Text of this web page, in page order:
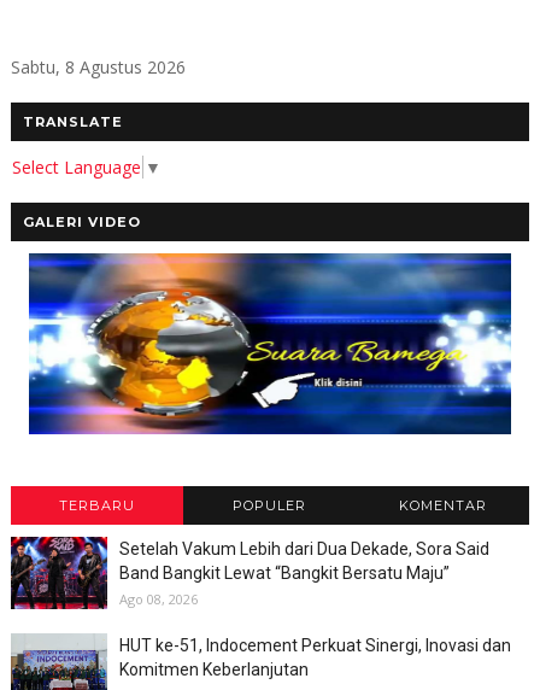
Sabtu, 8 Agustus 2026
TRANSLATE
Select Language ▼
GALERI VIDEO
TERBARU POPULER KOMENTAR
Setelah Vakum Lebih dari Dua Dekade, Sora Said
Band Bangkit Lewat “Bangkit Bersatu Maju”
Ago 08, 2026
HUT ke-51, Indocement Perkuat Sinergi, Inovasi dan
Komitmen Keberlanjutan